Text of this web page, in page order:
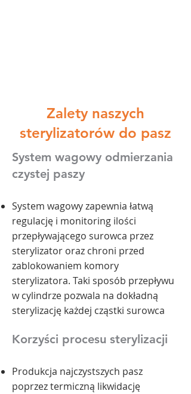
Zalety naszych
sterylizatorów do pasz
System wagowy odmierzania
czystej paszy
System wagowy zapewnia łatwą
regulację i monitoring ilości
przepływającego surowca przez
sterylizator oraz chroni przed
zablokowaniem komory
sterylizatora. Taki sposób przepływu
w cylindrze pozwala na dokładną
sterylizację każdej cząstki surowca
Korzyści procesu sterylizacji
Produkcja najczystszych pasz
poprzez termiczną likwidację